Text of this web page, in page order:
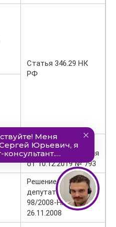
Статья 346.29 НК
РФ
Приказ
Минэкономразвития
от 10.12.2019 № 793
Решение совета
депутатов Реутова
98/2008-НА от
26.11.2008